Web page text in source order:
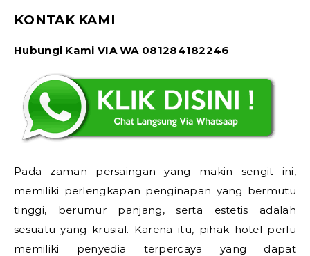
KONTAK KAMI
Hubungi Kami VIA WA 081284182246
Pada zaman persaingan yang makin sengit ini,
memiliki perlengkapan penginapan yang bermutu
tinggi, berumur panjang, serta estetis adalah
sesuatu yang krusial. Karena itu, pihak hotel perlu
memiliki penyedia terpercaya yang dapat